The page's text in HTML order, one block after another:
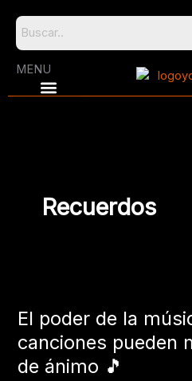
content
MENU
Recuerdos
El poder de la
canciones pueden
de ánimo 🎵
de
música:
cómo